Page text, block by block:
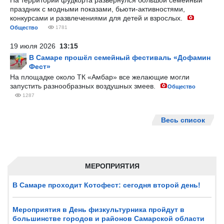
МЕРОПРИЯТИЯ
В Самаре проходит Котофест: сегодня второй день!
Мероприятия в День физкультурника пройдут в
большинстве городов и районов Самарской области
праздник с модными показами, бьюти-активностями,
конкурсами и развлечениями для детей и взрослых.
Общество 1781
19 июля 2026 13:15
В Самаре прошёл семейный фестиваль «Дофамин
Фест»
На площадке около ТК «Амбар» все желающие могли
запустить разнообразных воздушных змеев.
Общество
1287
Весь список